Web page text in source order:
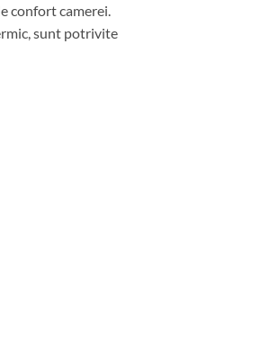
confort camerei.
sunt potrivite